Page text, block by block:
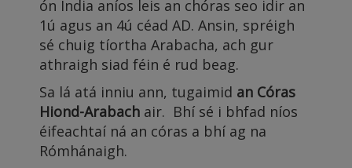
ón India aníos leis an chóras seo idir an
1ú agus an 4ú céad AD. Ansin, spréigh
sé chuig tíortha Arabacha, ach gur
athraigh siad féin é rud beag.
Sa lá atá inniu ann, tugaimid an Córas
Hiond-Arabach air. Bhí sé i bhfad níos
éifeachtaí ná an córas a bhí ag na
Rómhánaigh.